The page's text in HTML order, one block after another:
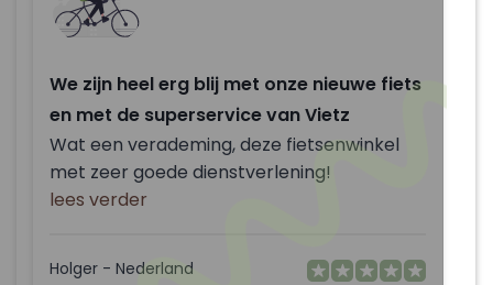
We zijn heel erg blij met onze nieuwe fiets
en met de superservice van Vietz
Wat een verademing, deze fietsenwinkel
met zeer goede dienstverlening!
lees verder
Holger - Nederland